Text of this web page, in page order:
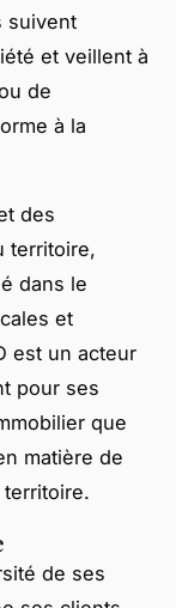
suivent
et veillent à
de
à la
des
territoire,
dans le
et
est un acteur
pour ses
que
matière de
territoire.
de ses